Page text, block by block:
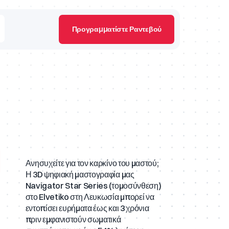
Προγραμματίστε Ραντεβού
Ανησυχείτε για τον καρκίνο του μαστού;
Η 3D ψηφιακή μαστογραφία μας
Navigator Star Series (τομοσύνθεση)
στο Elvetiko στη Λευκωσία μπορεί να
εντοπίσει ευρήματα έως και 3 χρόνια
πριν εμφανιστούν σωματικά